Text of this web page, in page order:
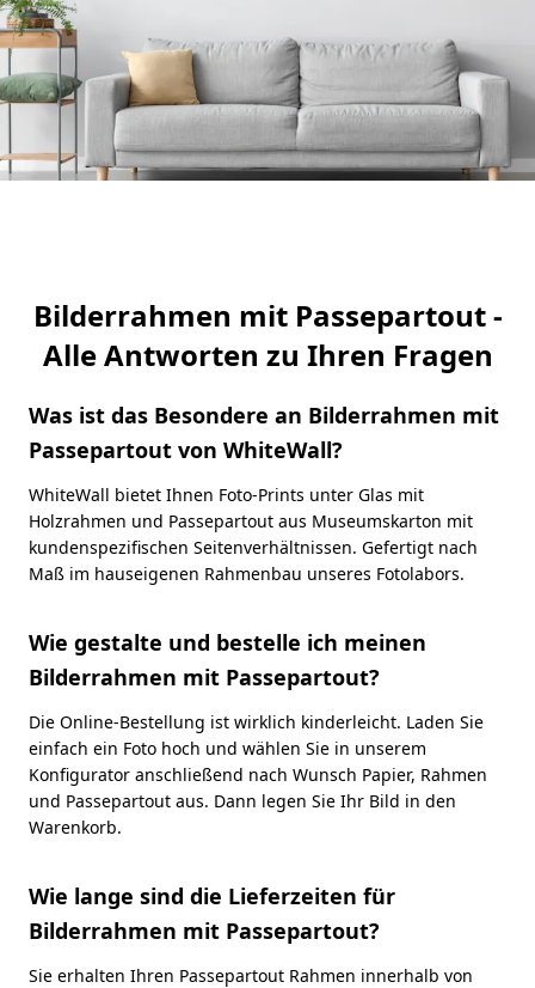
Bilderrahmen mit Passepartout -
Alle Antworten zu Ihren Fragen
Was ist das Besondere an Bilderrahmen mit
Passepartout von WhiteWall?
WhiteWall bietet Ihnen Foto-Prints unter Glas mit
Holzrahmen und Passepartout aus Museumskarton mit
kundenspezifischen Seitenverhältnissen. Gefertigt nach
Maß im hauseigenen Rahmenbau unseres Fotolabors.
Wie gestalte und bestelle ich meinen
Bilderrahmen mit Passepartout?
Die Online-Bestellung ist wirklich kinderleicht. Laden Sie
einfach ein Foto hoch und wählen Sie in unserem
Konfigurator anschließend nach Wunsch Papier, Rahmen
und Passepartout aus. Dann legen Sie Ihr Bild in den
Warenkorb.
Wie lange sind die Lieferzeiten für
Bilderrahmen mit Passepartout?
Sie erhalten Ihren Passepartout Rahmen innerhalb von